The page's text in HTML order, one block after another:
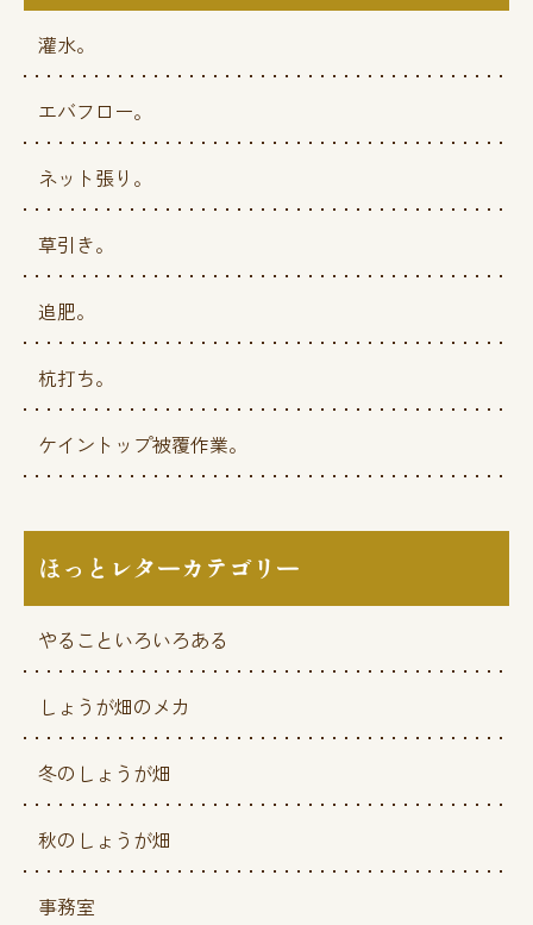
灌水。
エバフロー。
ネット張り。
草引き。
追肥。
杭打ち。
ケイントップ被覆作業。
ほっとレターカテゴリー
やることいろいろある
しょうが畑のメカ
冬のしょうが畑
秋のしょうが畑
事務室